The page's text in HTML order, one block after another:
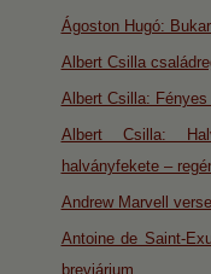
Ágoston Hugó:
Albert Csilla
Albert Csilla:
Albert Csilla:
halványfekete –
Andrew Marvell
Antoine de Saint-
breviárium